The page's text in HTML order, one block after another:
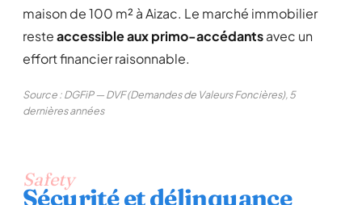
maison de 100 m² à Aizac. Le marché immobilier
resteaccessible aux primo-accédantsavec un
effort financier raisonnable.
Source : DGFiP — DVF (Demandes de Valeurs Foncières), 5
dernières années
Safety
Sécurité et délinquance